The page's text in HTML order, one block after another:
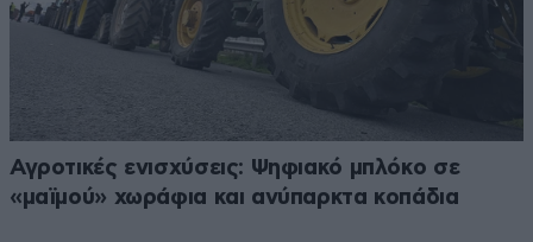
Αγροτικές ενισχύσεις: Ψηφιακό μπλόκο σε
«μαϊμού» χωράφια και ανύπαρκτα κοπάδια